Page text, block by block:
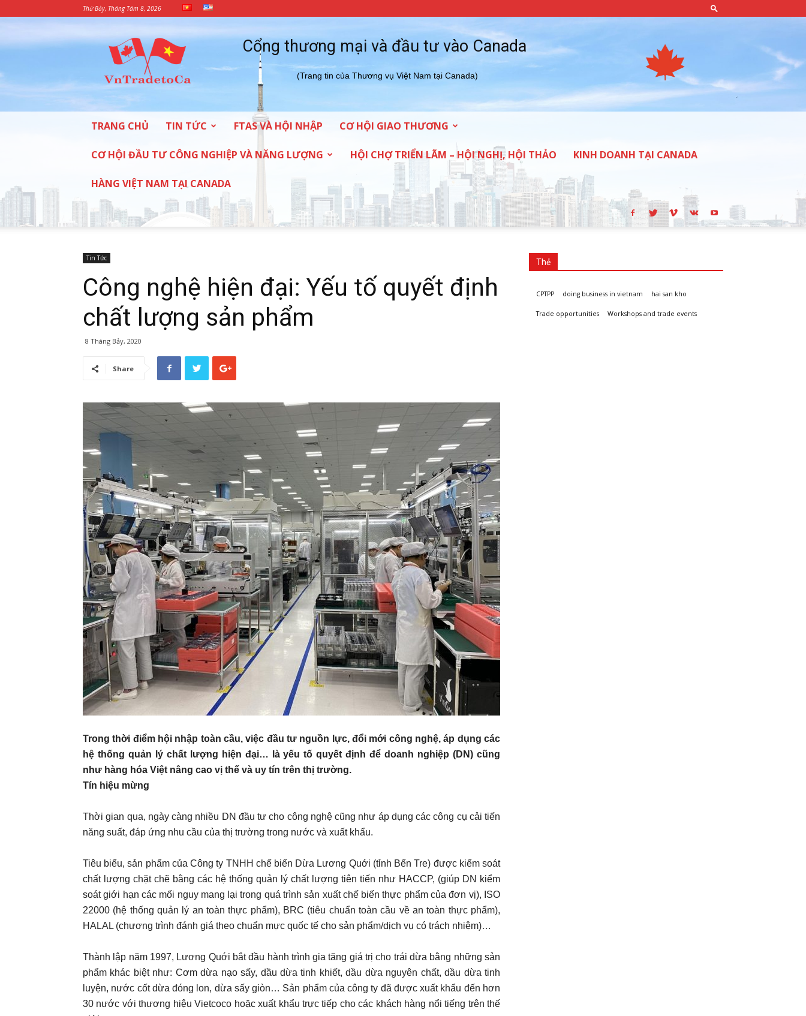
Thứ Bảy, Tháng Tám 8, 2026
Cổng
Thông
tin
thương
mại
đầu
tư
Canada
Cổng thương mại và đầu tư vào Canada
(Trang tin của Thương vụ Việt Nam tại Canada)
TRANG CHỦ TIN TỨC FTAS VÀ HỘI NHẬP CƠ HỘI GIAO THƯƠNG
CƠ HỘI ĐẦU TƯ CÔNG NGHIỆP VÀ NĂNG LƯỢNG HỘI CHỢ TRIỂN LÃM – HỘI NGHỊ, HỘI THẢO KINH DOANH TẠI CANADA
HÀNG VIỆT NAM TẠI CANADA
Tin Tức
Công nghệ hiện đại: Yếu tố quyết định
chất lượng sản phẩm
8 Tháng Bảy, 2020
Share
Trong thời điểm hội nhập toàn cầu, việc đầu tư nguồn lực, đổi mới công nghệ, áp dụng các
hệ thống quản lý chất lượng hiện đại… là yếu tố quyết định để doanh nghiệp (DN) cũng
như hàng hóa Việt nâng cao vị thế và uy tín trên thị trường.
Tín hiệu mừng
Thời gian qua, ngày càng nhiều DN đầu tư cho công nghệ cũng như áp dụng các công cụ cải tiến
năng suất, đáp ứng nhu cầu của thị trường trong nước và xuất khẩu.
Tiêu biểu, sản phẩm của Công ty TNHH chế biến Dừa Lương Quới (tỉnh Bến Tre) được kiểm soát
chất lượng chặt chẽ bằng các hệ thống quản lý chất lượng tiên tiến như HACCP, (giúp DN kiểm
soát giới hạn các mối nguy mang lại trong quá trình sản xuất chế biến thực phẩm của đơn vị), ISO
22000 (hệ thống quản lý an toàn thực phẩm), BRC (tiêu chuẩn toàn cầu về an toàn thực phẩm),
HALAL (chương trình đánh giá theo chuẩn mực quốc tế cho sản phẩm/dịch vụ có trách nhiệm)…
Thành lập năm 1997, Lương Quới bắt đầu hành trình gia tăng giá trị cho trái dừa bằng những sản
phẩm khác biệt như: Cơm dừa nạo sấy, dầu dừa tinh khiết, dầu dừa nguyên chất, dầu dừa tinh
luyện, nước cốt dừa đóng lon, dừa sấy giòn… Sản phẩm của công ty đã được xuất khẩu đến hơn
30 nước với thương hiệu Vietcoco hoặc xuất khẩu trực tiếp cho các khách hàng nổi tiếng trên thế
Thẻ
CPTPP doing business in vietnam hai san kho
Trade opportunities Workshops and trade events